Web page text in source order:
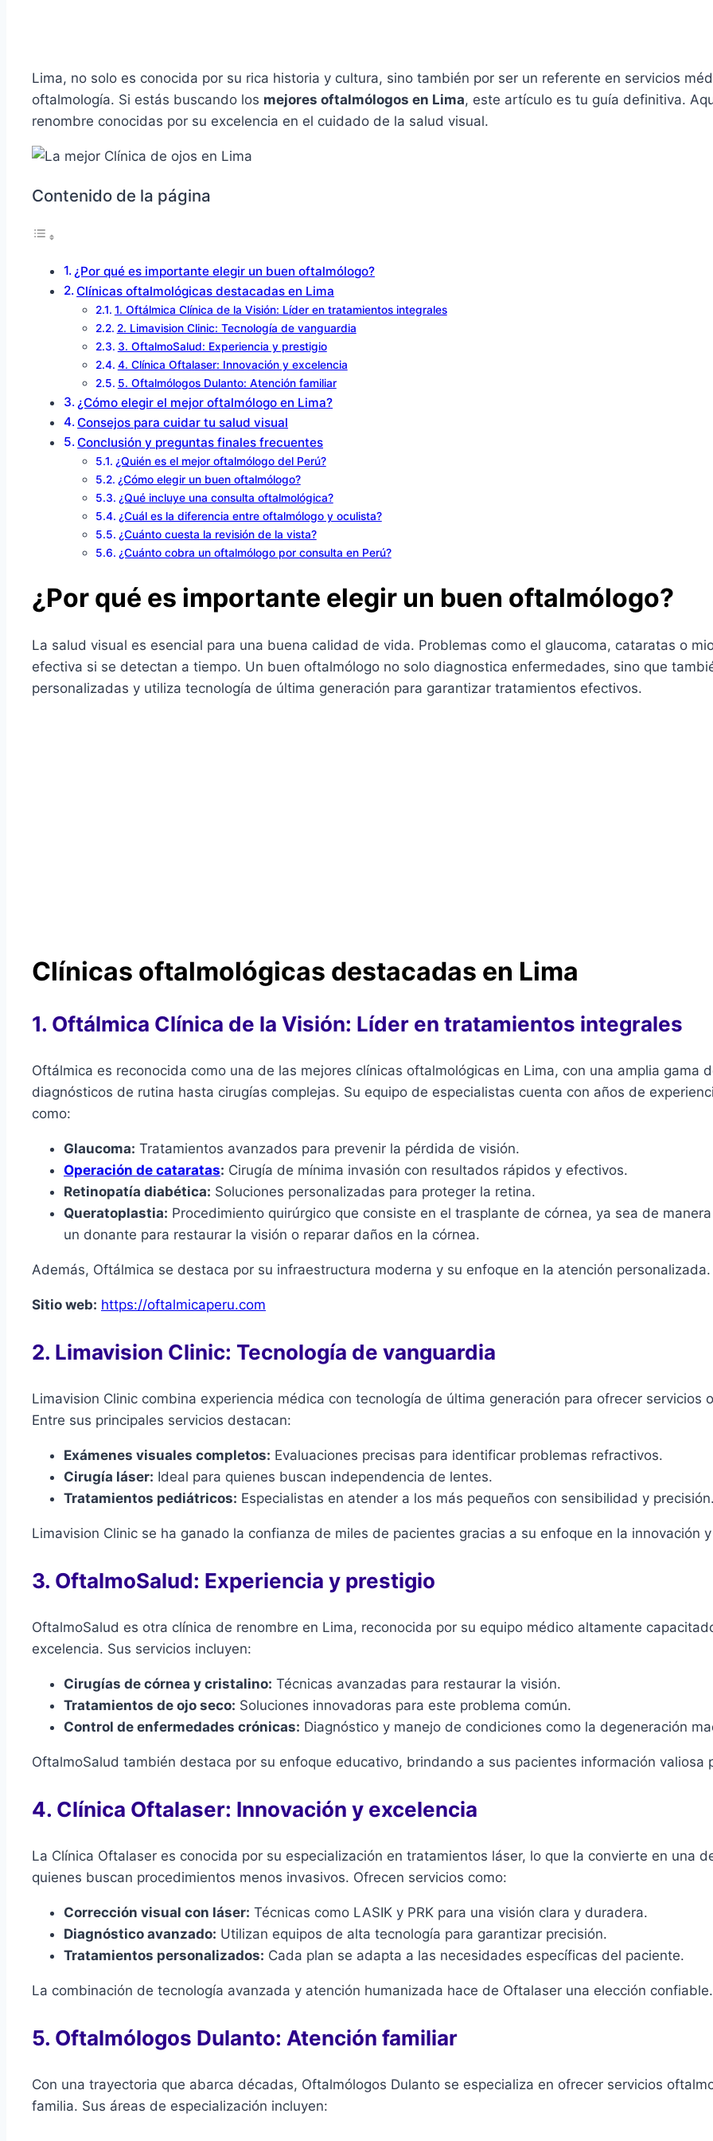
Lima, no solo es conocida por su rica historia y cultura, sino también por ser un referente en servicios
oftalmología. Si estás buscando los mejores oftalmólogos en Lima, este artículo es tu guía definitiva.
renombre conocidas por su excelencia en el cuidado de la salud visual.
Contenido de la página
¿Por qué es importante elegir un buen oftalmólogo?
Clínicas oftalmológicas destacadas en Lima
1. Oftálmica Clínica de la Visión: Líder en tratamientos integrales
2. Limavision Clinic: Tecnología de vanguardia
3. OftalmoSalud: Experiencia y prestigio
4. Clínica Oftalaser: Innovación y excelencia
5. Oftalmólogos Dulanto: Atención familiar
¿Cómo elegir el mejor oftalmólogo en Lima?
Consejos para cuidar tu salud visual
Conclusión y preguntas finales frecuentes
¿Quién es el mejor oftalmólogo del Perú?
¿Cómo elegir un buen oftalmólogo?
¿Qué incluye una consulta oftalmológica?
¿Cuál es la diferencia entre oftalmólogo y oculista?
¿Cuánto cuesta la revisión de la vista?
¿Cuánto cobra un oftalmólogo por consulta en Perú?
¿Por qué es importante elegir un buen oftalmólogo?
La salud visual es esencial para una buena calidad de vida. Problemas como el glaucoma, cataratas o
efectiva si se detectan a tiempo. Un buen oftalmólogo no solo diagnostica enfermedades, sino que
personalizadas y utiliza tecnología de última generación para garantizar tratamientos efectivos.
Clínicas oftalmológicas destacadas en Lima
1. Oftálmica Clínica de la Visión: Líder en tratamientos integrales
Oftálmica es reconocida como una de las mejores clínicas oftalmológicas en Lima, con una amplia gama
diagnósticos de rutina hasta cirugías complejas. Su equipo de especialistas cuenta con años de
como:
Glaucoma: Tratamientos avanzados para prevenir la pérdida de visión.
Operación de cataratas: Cirugía de mínima invasión con resultados rápidos y efectivos.
Retinopatía diabética: Soluciones personalizadas para proteger la retina.
Queratoplastia: Procedimiento quirúrgico que consiste en el trasplante de córnea, ya sea de
un donante para restaurar la visión o reparar daños en la córnea.
Además, Oftálmica se destaca por su infraestructura moderna y su enfoque en la atención personalizada.
Sitio web: https://oftalmicaperu.com
2. Limavision Clinic: Tecnología de vanguardia
Limavision Clinic combina experiencia médica con tecnología de última generación para ofrecer servicios
Entre sus principales servicios destacan:
Exámenes visuales completos: Evaluaciones precisas para identificar problemas refractivos.
Cirugía láser: Ideal para quienes buscan independencia de lentes.
Tratamientos pediátricos: Especialistas en atender a los más pequeños con sensibilidad y precisión.
Limavision Clinic se ha ganado la confianza de miles de pacientes gracias a su enfoque en la innovación
3. OftalmoSalud: Experiencia y prestigio
OftalmoSalud es otra clínica de renombre en Lima, reconocida por su equipo médico altamente
excelencia. Sus servicios incluyen:
Cirugías de córnea y cristalino: Técnicas avanzadas para restaurar la visión.
Tratamientos de ojo seco: Soluciones innovadoras para este problema común.
Control de enfermedades crónicas: Diagnóstico y manejo de condiciones como la degeneración
OftalmoSalud también destaca por su enfoque educativo, brindando a sus pacientes información valiosa
4. Clínica Oftalaser: Innovación y excelencia
La Clínica Oftalaser es conocida por su especialización en tratamientos láser, lo que la convierte en una
quienes buscan procedimientos menos invasivos. Ofrecen servicios como:
Corrección visual con láser: Técnicas como LASIK y PRK para una visión clara y duradera.
Diagnóstico avanzado: Utilizan equipos de alta tecnología para garantizar precisión.
Tratamientos personalizados: Cada plan se adapta a las necesidades específicas del paciente.
La combinación de tecnología avanzada y atención humanizada hace de Oftalaser una elección confiable.
5. Oftalmólogos Dulanto: Atención familiar
Con una trayectoria que abarca décadas, Oftalmólogos Dulanto se especializa en ofrecer servicios
familia. Sus áreas de especialización incluyen: